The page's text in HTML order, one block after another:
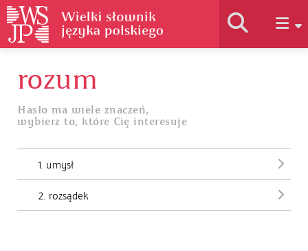
Jak korzystać
rozum
Hasło ma wiele znaczeń,
wybierz to, które Cię interesuje
1. umysł
2. rozsądek